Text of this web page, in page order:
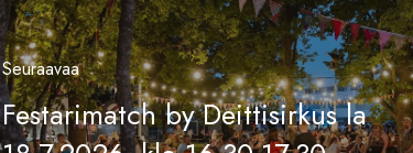
Seuraavaa
Festarimatch by Deittisirkus la